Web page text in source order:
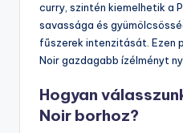
curry, szintén kiemelhetik a
savassága és
fűszerek intenzitását. Ezen
Noir gazdagabb ízélményt
Hogyan
Noir borhoz?